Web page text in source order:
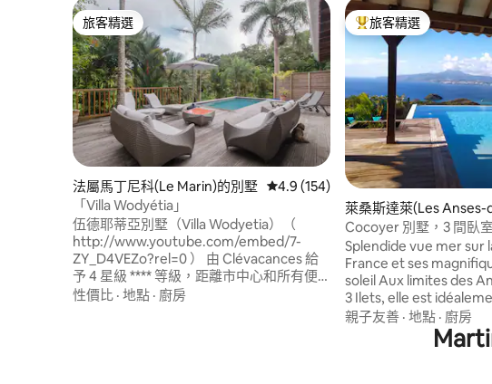
旅客精選
旅客精選
法屬馬丁尼科(Le Marin)的別墅 從 154 則評價中獲得 4.9 的平均評分
4.9 (154)
「Villa Wodyétia」
伍德耶蒂亞別墅（Villa Wodyetia）（
http://www.youtube.com/embed/7-
ZY_D4VEZo?rel=0 ） 由 Clévacances 給
予 4 星級 **** 等級，距離市中心和所有便
利設施 5 分鐘，距離安斯菲吉爾 (Anse
性價比 · 地點 · 廚房
旅客精選榜首
旅客精選
萊桑斯達萊(Les
的別墅
Cocoyer 別墅，3 間臥
Splendide vue mer sur
France et ses
soleil Aux limites des Anses d’Arlet et des
3 Ilets, elle est
découvrir les plus belles
親子友善 · 地點 · 廚房